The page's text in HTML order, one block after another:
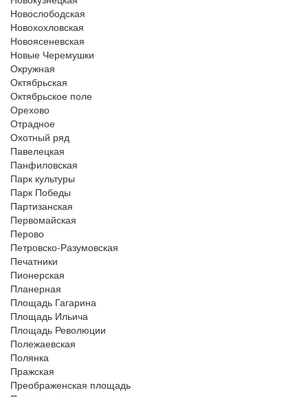
Новослободская
Новохохловская
Новоясеневская
Новые Черемушки
Окружная
Октябрьская
Октябрьское поле
Орехово
Отрадное
Охотный ряд
Павелецкая
Панфиловская
Парк культуры
Парк Победы
Партизанская
Первомайская
Перово
Петровско-Разумовская
Печатники
Пионерская
Планерная
Площадь Гагарина
Площадь Ильича
Площадь Революции
Полежаевская
Полянка
Пражская
Преображенская площадь